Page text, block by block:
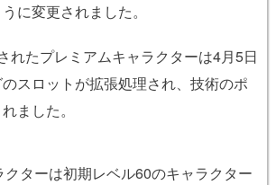
に変更されました。
れたプレミアムキャラクターは4月5日
スロットが拡張処理され、技術のポ
ました。
ターは初期レベル60のキャラクター